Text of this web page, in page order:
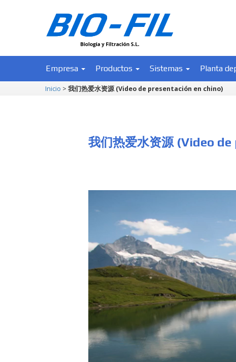
Empresa Productos Sistemas Planta
Inicio > 我们热爱水资源 (Video de presentación en chino)
我们热爱水资源 (Video